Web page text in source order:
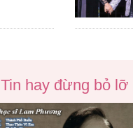
Tin hay đừng bỏ lỡ